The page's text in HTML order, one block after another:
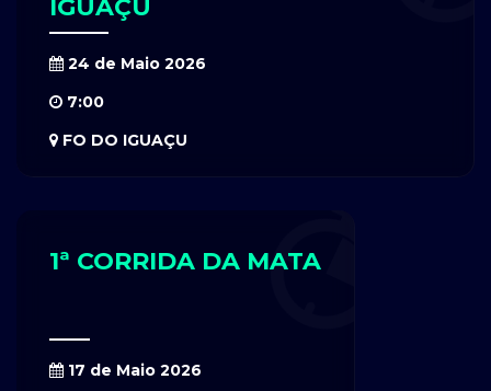
IGUAÇU
24 de Maio 2026
7:00
FO DO IGUAÇU
1ª CORRIDA DA MATA
17 de Maio 2026